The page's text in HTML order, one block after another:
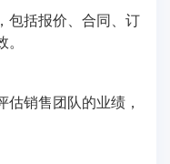
包括报价、合同、订
销售团队的业绩，